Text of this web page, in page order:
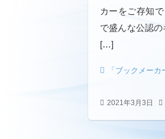
カーをご存知
で盛んな公認
[…]
「ブックメー
2021年3月3日